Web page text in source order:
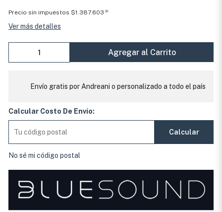
Precio sin impuestos $1.387.603 31
Ver más detalles
Agregar al Carrito
Envío gratis por Andreani o personalizado a todo el país
Calcular Costo De Envío:
Calcular
No sé mi código postal